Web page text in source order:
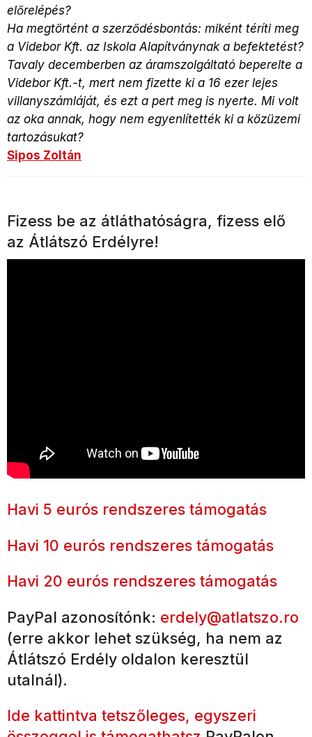
előrelépés?
Ha megtörtént a szerződésbontás: miként téríti meg
a Videbor Kft. az Iskola Alapítványnak a befektetést?
Tavaly decemberben az áramszolgáltató beperelte a
Videbor Kft.-t, mert nem fizette ki a 16 ezer lejes
villanyszámláját, és ezt a pert meg is nyerte. Mi volt
az oka annak, hogy nem egyenlítették ki a közüzemi
tartozásukat?
Sipos Zoltán
Fizess be az átláthatóságra, fizess elő
az Átlátszó Erdélyre!
Havi 5 eurós rendszeres támogatás
Havi 10 eurós rendszeres támogatás
Havi 20 eurós rendszeres támogatás
PayPal azonosítónk: erdely@atlatszo.ro
(erre akkor lehet szükség, ha nem az
Átlátszó Erdély oldalon keresztül
utalnál).
Ide kattintva tetszőleges, egyszeri